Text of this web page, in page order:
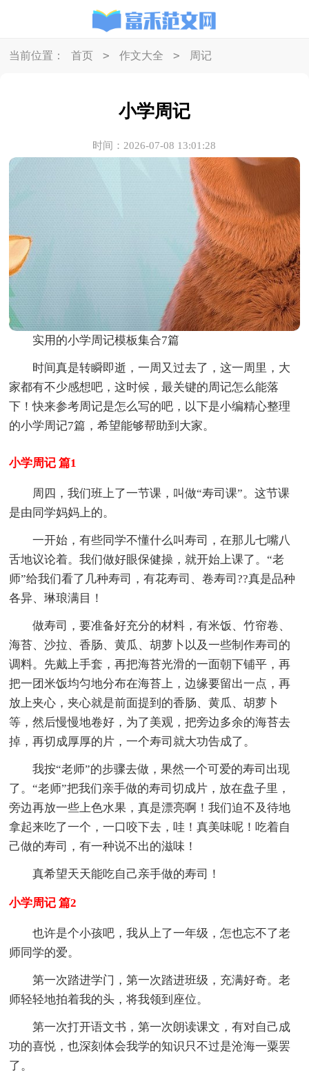
当前位置： 首页 > 作文大全 > 周记
小学周记
时间：2026-07-08 13:01:28
实用的小学周记模板集合7篇
时间真是转瞬即逝，一周又过去了，这一周里，大
家都有不少感想吧，这时候，最关键的周记怎么能落
下！快来参考周记是怎么写的吧，以下是小编精心整理
的小学周记7篇，希望能够帮助到大家。
小学周记 篇1
周四，我们班上了一节课，叫做“寿司课”。这节课
是由同学妈妈上的。
一开始，有些同学不懂什么叫寿司，在那儿七嘴八
舌地议论着。我们做好眼保健操，就开始上课了。“老
师”给我们看了几种寿司，有花寿司、卷寿司??真是品种
各异、琳琅满目！
做寿司，要准备好充分的材料，有米饭、竹帘卷、
海苔、沙拉、香肠、黄瓜、胡萝卜以及一些制作寿司的
调料。先戴上手套，再把海苔光滑的一面朝下铺平，再
把一团米饭均匀地分布在海苔上，边缘要留出一点，再
放上夹心，夹心就是前面提到的香肠、黄瓜、胡萝卜
等，然后慢慢地卷好，为了美观，把旁边多余的海苔去
掉，再切成厚厚的片，一个寿司就大功告成了。
我按“老师”的步骤去做，果然一个可爱的寿司出现
了。“老师”把我们亲手做的寿司切成片，放在盘子里，
旁边再放一些上色水果，真是漂亮啊！我们迫不及待地
拿起来吃了一个，一口咬下去，哇！真美味呢！吃着自
己做的寿司，有一种说不出的滋味！
真希望天天能吃自己亲手做的寿司！
小学周记 篇2
也许是个小孩吧，我从上了一年级，怎也忘不了老
师同学的爱。
第一次踏进学门，第一次踏进班级，充满好奇。老
师轻轻地拍着我的头，将我领到座位。
第一次打开语文书，第一次朗读课文，有对自己成
功的喜悦，也深刻体会我学的知识只不过是沧海一粟罢
了。